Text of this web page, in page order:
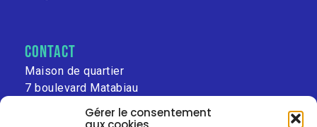
Gérer le consentement
contact
Maison de quartier
7 boulevard Matabiau
31000 Toulouse